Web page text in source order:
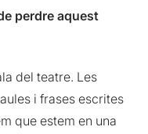
perdre aquest
del teatre. Les
i frases escrites
que estem en una